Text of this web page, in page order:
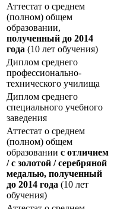
Аттестат о среднем
(полном) общем
образовании,
полученный до 2014
года (10 лет обучения)
Диплом среднего
профессионально-
технического училища
Диплом среднего
специального учебного
заведения
Аттестат о среднем
(полном) общем
образовании с отличием
/ с золотой / серебряной
медалью, полученный
до 2014 года (10 лет
обучения)